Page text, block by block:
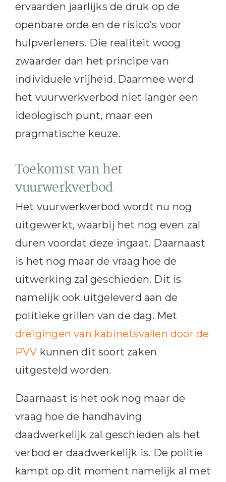
ervaarden jaarlijks de druk op de
openbare orde en de risico’s voor
hulpverleners. Die realiteit woog
zwaarder dan het principe van
individuele vrijheid. Daarmee werd
het vuurwerkverbod niet langer een
ideologisch punt, maar een
pragmatische keuze.
Toekomst van het
vuurwerkverbod
Het vuurwerkverbod wordt nu nog
uitgewerkt, waarbij het nog even zal
duren voordat deze ingaat. Daarnaast
is het nog maar de vraag hoe de
uitwerking zal geschieden. Dit is
namelijk ook uitgeleverd aan de
politieke grillen van de dag. Met
dreigingen van kabinetsvallen door de
PVV kunnen dit soort zaken
uitgesteld worden.
Daarnaast is het ook nog maar de
vraag hoe de handhaving
daadwerkelijk zal geschieden als het
verbod er daadwerkelijk is. De politie
kampt op dit moment namelijk al met